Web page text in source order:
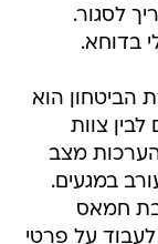
לסגור.
בדוחא.
הביטחון הוא
צוות
מצב
במגעים.
חמאס
על פרטי